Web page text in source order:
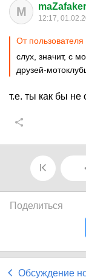
M maZafaker
12:17,
От пользователя
слух, значит, с
друзей-
т.е. ты как бы не
Поделиться
Обсуждение